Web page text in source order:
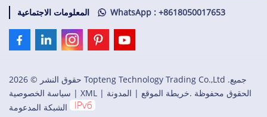
المعلومات الاجتماعية WhatsApp : +8618050017653
حقوق النشر © 2026 Topteng Technology Trading Co.,Ltd .جميع
الحقوق محفوظة .خريطة الموقع | المدونة |
XML
| سياسة الخصوصية
الشبكة المدعومة